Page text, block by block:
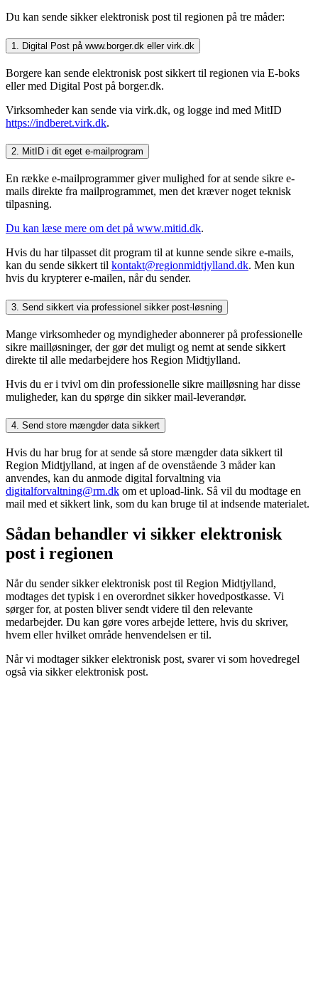
Du kan sende sikker elektronisk post til regionen på tre måder:
1. Digital Post på www.borger.dk eller virk.dk
Borgere kan sende elektronisk post sikkert til regionen via E-boks
eller med Digital Post på borger.dk.
Virksomheder kan sende via virk.dk, og logge ind med MitID
https://indberet.virk.dk.
2. MitID i dit eget e-mailprogram
En række e-mailprogrammer giver mulighed for at sende sikre e-
mails direkte fra mailprogrammet, men det kræver noget teknisk
tilpasning.
Du kan læse mere om det på www.mitid.dk.
Hvis du har tilpasset dit program til at kunne sende sikre e-mails,
kan du sende sikkert til kontakt@regionmidtjylland.dk. Men kun
hvis du krypterer e-mailen, når du sender.
3. Send sikkert via professionel sikker post-løsning
Mange virksomheder og myndigheder abonnerer på professionelle
sikre mailløsninger, der gør det muligt og nemt at sende sikkert
direkte til alle medarbejdere hos Region Midtjylland.
Hvis du er i tvivl om din professionelle sikre mailløsning har disse
muligheder, kan du spørge din sikker mail-leverandør.
4. Send store mængder data sikkert
Hvis du har brug for at sende så store mængder data sikkert til
Region Midtjylland, at ingen af de ovenstående 3 måder kan
anvendes, kan du anmode digital forvaltning via
digitalforvaltning@rm.dk om et upload-link. Så vil du modtage en
mail med et sikkert link, som du kan bruge til at indsende materialet.
Sådan behandler vi sikker elektronisk
post i regionen
Når du sender sikker elektronisk post til Region Midtjylland,
modtages det typisk i en overordnet sikker hovedpostkasse. Vi
sørger for, at posten bliver sendt videre til den relevante
medarbejder. Du kan gøre vores arbejde lettere, hvis du skriver,
hvem eller hvilket område henvendelsen er til.
Når vi modtager sikker elektronisk post, svarer vi som hovedregel
også via sikker elektronisk post.